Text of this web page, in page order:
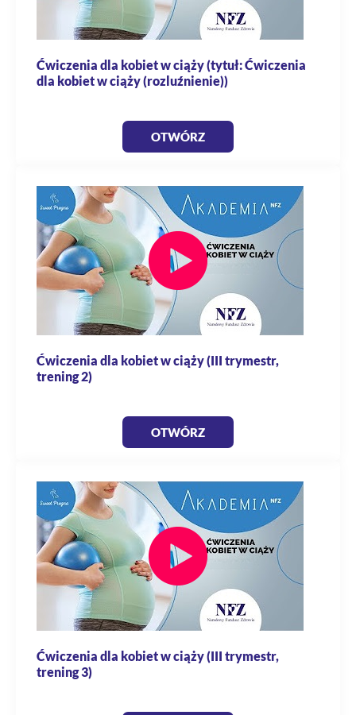
Ćwiczenia dla kobiet w ciąży (tytuł: Ćwiczenia
dla kobiet w ciąży (rozluźnienie))
OTWÓRZ
Ćwiczenia dla kobiet w ciąży (III trymestr,
trening 2)
OTWÓRZ
Ćwiczenia dla kobiet w ciąży (III trymestr,
trening 3)